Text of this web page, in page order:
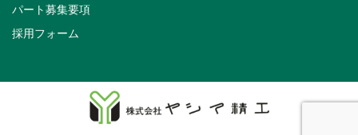
パート募集要項
採用フォーム